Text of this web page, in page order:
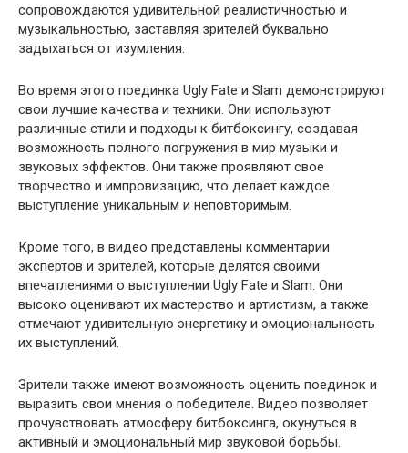
сопровождаются удивительной реалистичностью и
музыкальностью, заставляя зрителей буквально
задыхаться от изумления.
Во время этого поединка Ugly Fate и Slam демонстрируют
свои лучшие качества и техники. Они используют
различные стили и подходы к битбоксингу, создавая
возможность полного погружения в мир музыки и
звуковых эффектов. Они также проявляют свое
творчество и импровизацию, что делает каждое
выступление уникальным и неповторимым.
Кроме того, в видео представлены комментарии
экспертов и зрителей, которые делятся своими
впечатлениями о выступлении Ugly Fate и Slam. Они
высоко оценивают их мастерство и артистизм, а также
отмечают удивительную энергетику и эмоциональность
их выступлений.
Зрители также имеют возможность оценить поединок и
выразить свои мнения о победителе. Видео позволяет
прочувствовать атмосферу битбоксинга, окунуться в
активный и эмоциональный мир звуковой борьбы.